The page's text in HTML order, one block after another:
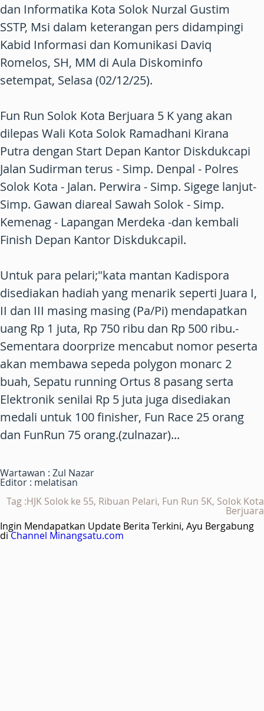
dan Informatika Kota Solok Nurzal Gustim
SSTP, Msi dalam keterangan pers didampingi
Kabid Informasi dan Komunikasi Daviq
Romelos, SH, MM di Aula Diskominfo
setempat, Selasa (02/12/25).
Fun Run Solok Kota Berjuara 5 K yang akan
dilepas Wali Kota Solok Ramadhani Kirana
Putra dengan Start Depan Kantor Diskdukcapi
Jalan Sudirman terus - Simp. Denpal - Polres
Solok Kota - Jalan. Perwira - Simp. Sigege lanjut-
Simp. Gawan diareal Sawah Solok - Simp.
Kemenag - Lapangan Merdeka -dan kembali
Finish Depan Kantor Diskdukcapil.
Untuk para pelari;"kata mantan Kadispora
disediakan hadiah yang menarik seperti Juara I,
II dan III masing masing (Pa/Pi) mendapatkan
uang Rp 1 juta, Rp 750 ribu dan Rp 500 ribu.-
Sementara doorprize mencabut nomor peserta
akan membawa sepeda polygon monarc 2
buah, Sepatu running Ortus 8 pasang serta
Elektronik senilai Rp 5 juta juga disediakan
medali untuk 100 finisher, Fun Race 25 orang
dan FunRun 75 orang.(zulnazar)...
Wartawan : Zul Nazar
Editor : melatisan
Tag :HJK Solok ke 55, Ribuan Pelari, Fun Run 5K, Solok Kota
Berjuara
Ingin Mendapatkan Update Berita Terkini, Ayu Bergabung
diChannel Minangsatu.com